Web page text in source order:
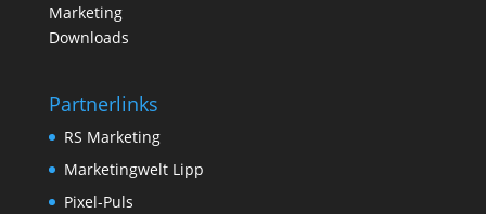
Marketing
Downloads
Partnerlinks
RS Marketing
Marketingwelt Lipp
Pixel-Puls